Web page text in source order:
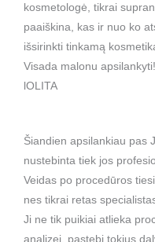
kosmetologė, tikrai
paaiškina, kas ir nuo ko
išsirinkti tinkamą
Visada malonu apsilankyti!
lOLITA
Šiandien apsilankiau pas
nustebinta tiek jos
Veidas po procedūros
nes tikrai retas
Ji ne tik puikiai atlieka
analizei, pastebi tokius